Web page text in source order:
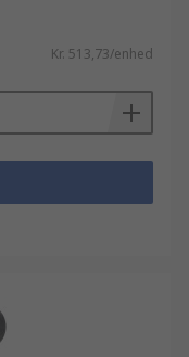
Kr. 513,73/enhed